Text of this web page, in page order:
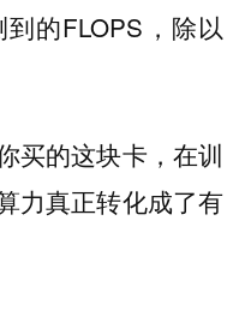
的FLOPS，除以
买的这块卡，在训
力真正转化成了有